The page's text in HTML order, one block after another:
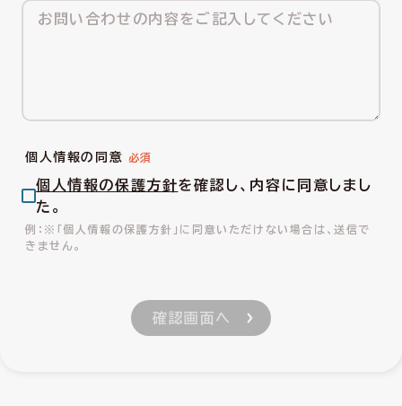
個人情報の同意
個人情報の保護方針を確認し、内容に同意しまし
た。
※「個人情報の保護方針」に同意いただけない場合は、送信で
きません。